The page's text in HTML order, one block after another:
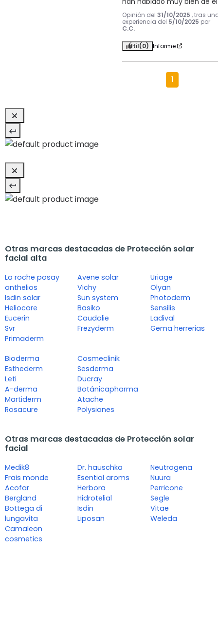
Opinión del 31/10/2025 , tras
experiencia del 5/10/2025 por
C.C.
Útil(0) Informe
1
Otras marcas destacadas de Protección solar
facial alta
La roche posay
anthelios
Isdin solar
Heliocare
Eucerin
Svr
Primaderm
Avene solar
Vichy
Sun system
Basiko
Caudalie
Frezyderm
Uriage
Olyan
Photoderm
Sensilis
Ladival
Gema herrerias
Bioderma
Esthederm
Leti
A-derma
Martiderm
Rosacure
Cosmeclinik
Sesderma
Ducray
Botánicapharma
Atache
Polysianes
Otras marcas destacadas de Protección solar
facial
Medik8
Frais monde
Acofar
Bergland
Bottega di
lungavita
Camaleon
cosmetics
Dr. hauschka
Esential aroms
Herbora
Hidrotelial
Isdin
Liposan
Neutrogena
Nuura
Perricone
Segle
Vitae
Weleda